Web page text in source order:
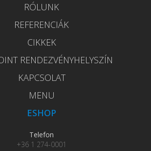
RÓLUNK
REFERENCIÁK
CIKKEK
RENDEZVÉNYHELYSZÍN
KAPCSOLAT
MENU
ESHOP
Telefon
+36 1 274-0001